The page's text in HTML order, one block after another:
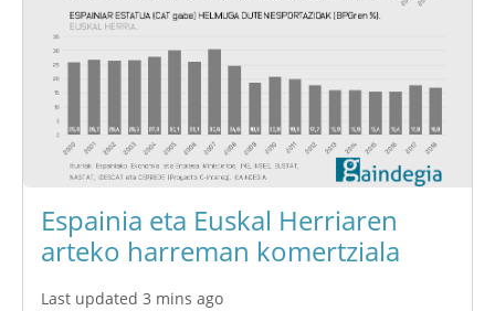
Espainia eta Euskal Herriaren
arteko harreman komertziala
Last updated 3 mins ago